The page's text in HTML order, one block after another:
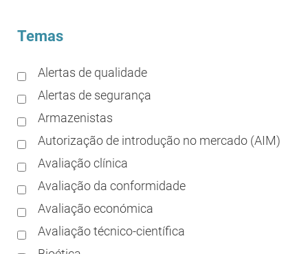
Temas
Alertas de qualidade
Alertas de segurança
Armazenistas
Autorização de introdução no mercado (AIM)
Avaliação clínica
Avaliação da conformidade
Avaliação económica
Avaliação técnico-científica